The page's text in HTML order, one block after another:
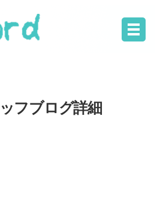
フブログ詳細